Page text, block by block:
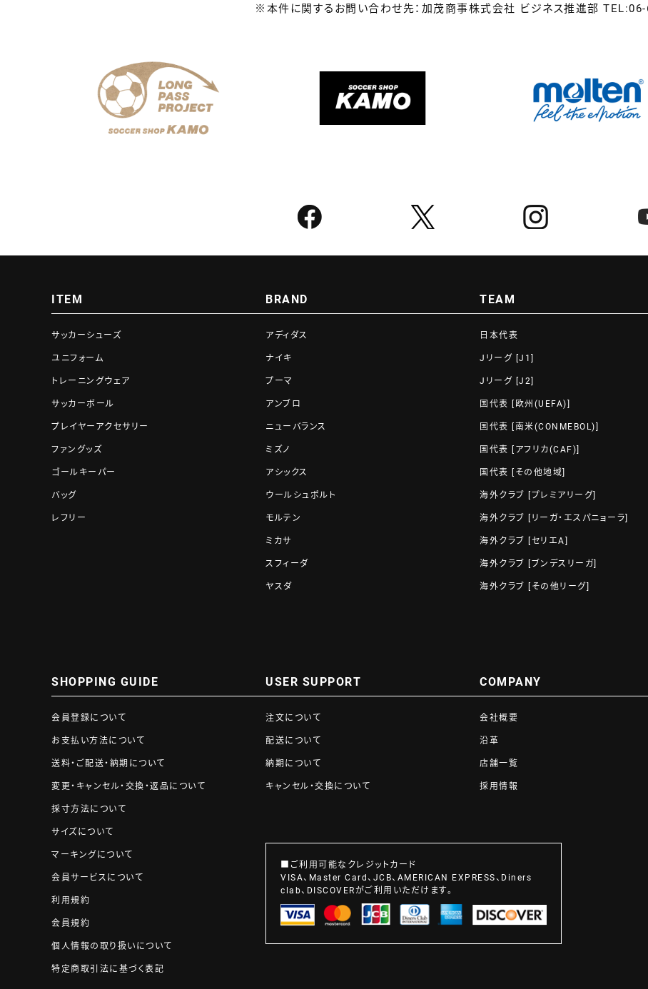
※本件に関するお問い合わせ先： 加茂商事株式会社 ビジネス推進部
ITEM
サッカーシューズ
ユニフォーム
トレーニングウェア
サッカーボール
プレイヤーアクセサリー
ファングッズ
ゴールキーパー
バッグ
レフリー
BRAND
アディダス
ナイキ
プーマ
アンブロ
ニューバランス
ミズノ
アシックス
ウールシュポルト
モルテン
ミカサ
スフィーダ
ヤスダ
TEAM
日本代表
Jリーグ [J1]
Jリーグ [J2]
国代表 [欧州(UEFA)]
国代表 [南米(CONMEBOL)]
国代表 [アフリカ(CAF)]
国代表 [その他地域]
海外クラブ [プレミアリーグ]
海外クラブ [リーガ・エスパニョーラ]
海外クラブ [セリエA]
海外クラブ [ブンデスリーガ]
海外クラブ [その他リーグ]
SHOPPING GUIDE
会員登録について
お支払い方法について
送料・ご配送・納期について
変更・キャンセル・交換・返品について
採寸方法について
サイズについて
マーキングについて
会員サービスについて
利用規約
会員規約
個人情報の取り扱いについて
特定商取引法に基づく表記
USER SUPPORT
注文について
配送について
納期について
キャンセル・交換について
COMPANY
会社概要
沿革
店舗一覧
採用情報
■ご利用可能なクレジットカード
VISA、Master Card、JCB、AMERICAN EXPRESS、Diners
clab、DISCOVERがご利用いただけます。